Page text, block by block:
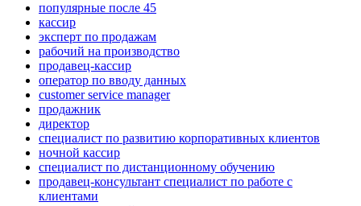
популярные после 45
кассир
эксперт по продажам
рабочий на производство
продавец-кассир
оператор по вводу данных
customer service manager
продажник
директор
специалист по развитию корпоративных клиентов
ночной кассир
специалист по дистанционному обучению
продавец-консультант специалист по работе с
клиентами